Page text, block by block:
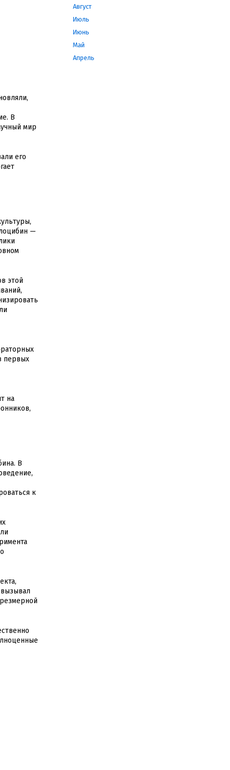
Август
Июль
Июнь
Май
Апрель
В
мир
его
—
этой
первых
на
В
к
вызывал